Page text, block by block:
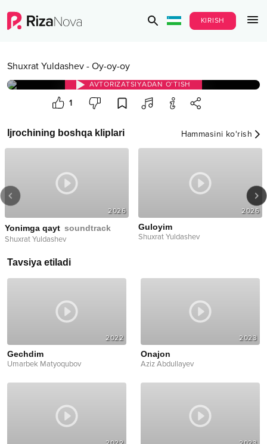
KIRISH
Shuxrat Yuldashev - Oy-oy-oy
AVTORIZATSIYADAN O‘TISH
1
Ijrochining boshqa kliplari Hammasini ko‘rish
2026
Yonimga qayt soundtrack
Shuxrat Yuldashev
2026
Guloyim
Shuxrat Yuldashev
Tavsiya etiladi
2022
Gechdim
Umarbek Matyoqubov
2023
Onajon
Aziz Abdullayev